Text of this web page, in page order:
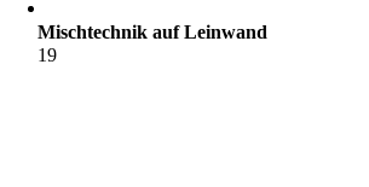
Mischtechnik auf Leinwand
19